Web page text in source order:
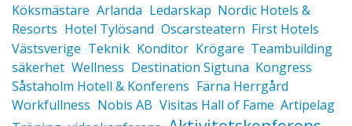
Köksmästare Arlanda Ledarskap Nordic Hotels &
Resorts Hotel Tylösand Oscarsteatern First Hotels
Västsverige Teknik Konditor Krögare Teambuilding
säkerhet Wellness Destination Sigtuna Kongress
Såstaholm Hotell & Konferens Färna Herrgård
Workfullness Nobis AB Visitas Hall of Fame Artipelag